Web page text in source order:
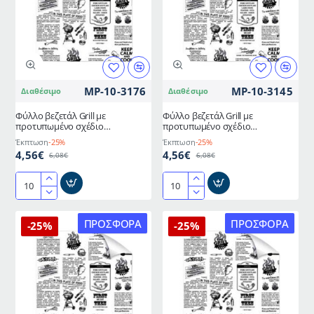
διαστάσεων
20x30cm
διαστάσεων
23x30cm
Διαθέσιμο MP-10-3176
Φύλλο βεζετάλ Grill με
προτυπωμένο σχέδιο
διαστάσεων 25x35cm
Έκπτωση-25%
4,56€ 6,08€
Φύλλο
Grill
με
προτυπωμένο
σχέδιο
διαστάσεων
25x35cm
Διαθέσιμο MP-10-3145
Φύλλο βεζετάλ Grill με
προτυπωμένο σχέδιο
διαστάσεων 28x35cm
Έκπτωση-25%
4,56€ 6,08€
Φύλλο
Grill
με
προτυπωμένο
σχέδιο
διαστάσεων
28x35cm
ΠΡΟΣΦΟΡΆ
-25% ΠΡΟΣΦΟΡΆ
-25%